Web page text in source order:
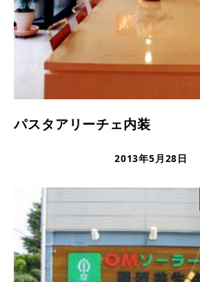
パスタアリーチェ内装
更新日
2013年5月28日